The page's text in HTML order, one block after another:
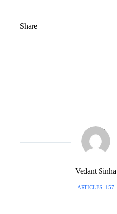
Share
Vedant Sinha
ARTICLES: 157